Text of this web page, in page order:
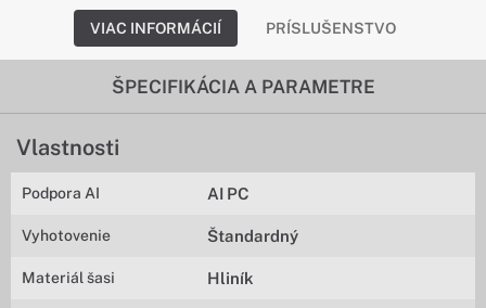
VIAC INFORMÁCIÍ PRÍSLUŠENSTVO
ŠPECIFIKÁCIA A PARAMETRE
Vlastnosti
Podpora AI AI PC
Vyhotovenie Štandardný
Materiál šasi Hliník